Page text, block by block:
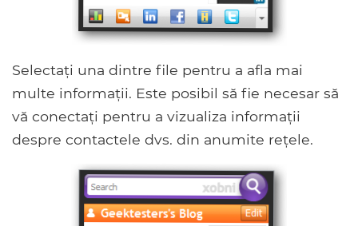
Selectați una dintre file pentru a afla mai
multe informații. Este posibil să fie necesar să
vă conectați pentru a vizualiza informații
despre contactele dvs. din anumite rețele.